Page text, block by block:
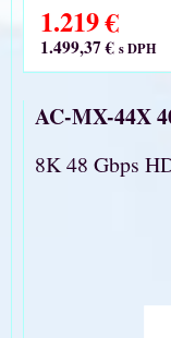
1.219 €
1.499,37 € s DPH
AC-MX-44X
8K 48 Gbps